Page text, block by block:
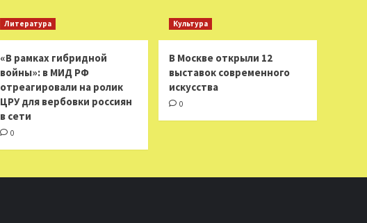
Литература
«В рамках гибридной
войны»: в МИД РФ
отреагировали на ролик
ЦРУ для вербовки россиян
в сети
0
Культура
В Москве открыли 12
выставок современного
искусства
0